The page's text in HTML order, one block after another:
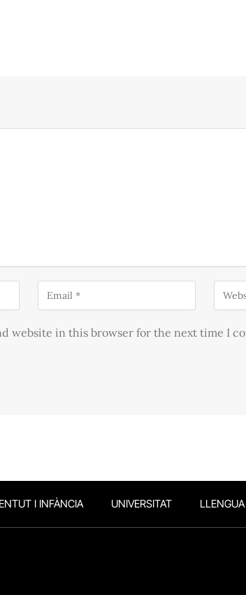
website in this browser for the next time I
I INFÀNCIA UNIVERSITAT